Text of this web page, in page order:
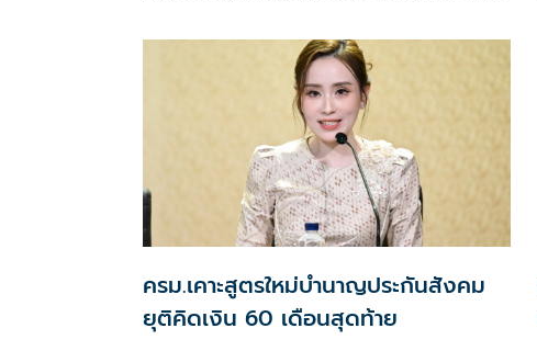
เลื่อนเลือกตั้งบอร์ดประกันสังคม ยื
ครม.เคาะสูตรใหม่บำนาญประกันสังคม
ยุติคิดเงิน 60 เดือนสุดท้าย